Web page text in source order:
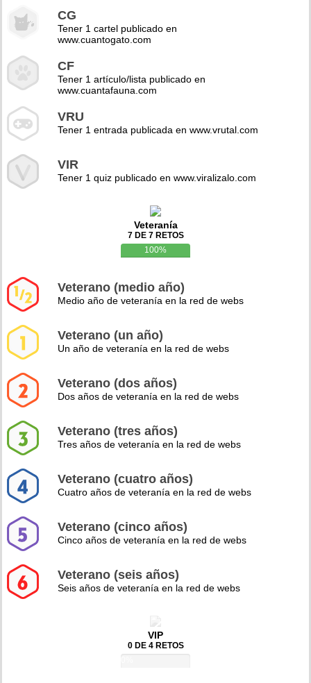
CG
Tener 1 cartel publicado en
www.cuantogato.com
CF
Tener 1 artículo/lista publicado en
www.cuantafauna.com
VRU
Tener 1 entrada publicada en www.vrutal.com
VIR
Tener 1 quiz publicado en www.viralizalo.com
Veteranía
7 DE 7 RETOS
100%
Veterano (medio año)
Medio año de veteranía en la red de webs
Veterano (un año)
Un año de veteranía en la red de webs
Veterano (dos años)
Dos años de veteranía en la red de webs
Veterano (tres años)
Tres años de veteranía en la red de webs
Veterano (cuatro años)
Cuatro años de veteranía en la red de webs
Veterano (cinco años)
Cinco años de veteranía en la red de webs
Veterano (seis años)
Seis años de veteranía en la red de webs
VIP
0 DE 4 RETOS